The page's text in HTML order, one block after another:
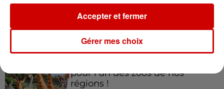
festival Marché Gourmand 2026
à Coulon !
pour l'un des zoos de nos
régions !
Gérer mes choix
Accepter et fermer